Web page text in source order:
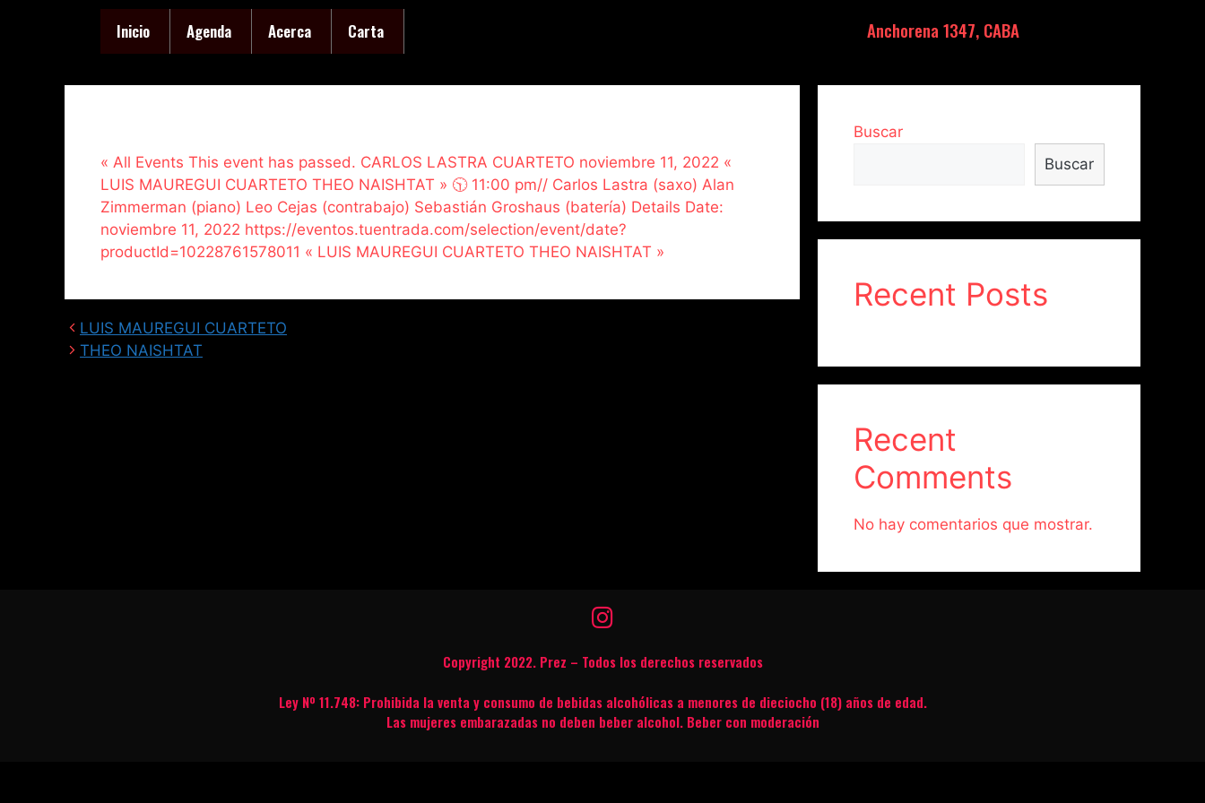
Inicio Agenda Acerca Carta Anchorena 1347, CABA
« All Events This event has passed. CARLOS LASTRA CUARTETO noviembre 11, 2022 «
LUIS MAUREGUI CUARTETO THEO NAISHTAT » 🕥 11:00 pm// Carlos Lastra (saxo) Alan
Zimmerman (piano) Leo Cejas (contrabajo) Sebastián Groshaus (batería) Details Date:
noviembre 11, 2022 https://eventos.tuentrada.com/selection/event/date?
productId=10228761578011 « LUIS MAUREGUI CUARTETO THEO NAISHTAT »
LUIS MAUREGUI CUARTETO
THEO NAISHTAT
Buscar
Buscar
Recent Posts
Recent
Comments
No hay comentarios que mostrar.
Copyright 2022. Prez – Todos los derechos reservados
Ley Nº 11.748: Prohibida la venta y consumo de bebidas alcohólicas a menores de dieciocho (18) años de edad.
Las mujeres embarazadas no deben beber alcohol. Beber con moderación